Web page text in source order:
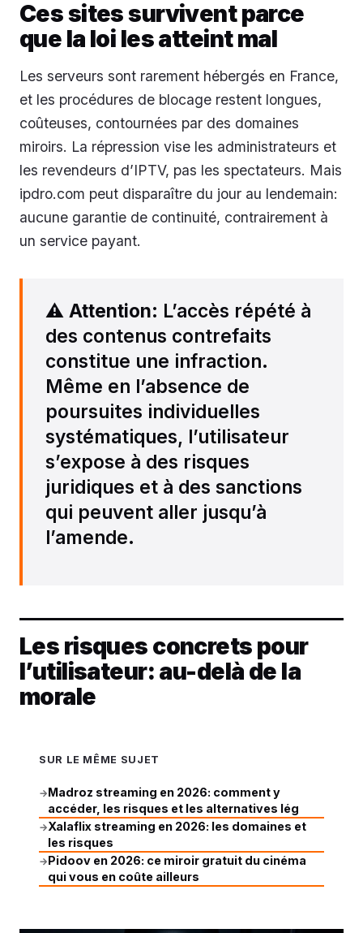
Ces sites survivent parce
que la loi les atteint mal
Les serveurs sont rarement hébergés en France,
et les procédures de blocage restent longues,
coûteuses, contournées par des domaines
miroirs. La répression vise les administrateurs et
les revendeurs d’IPTV, pas les spectateurs. Mais
ipdro.com peut disparaître du jour au lendemain:
aucune garantie de continuité, contrairement à
un service payant.
⚠️ Attention: L’accès répété à
des contenus contrefaits
constitue une infraction.
Même en l’absence de
poursuites individuelles
systématiques, l’utilisateur
s’expose à des risques
juridiques et à des sanctions
qui peuvent aller jusqu’à
l’amende.
Les risques concrets pour
l’utilisateur: au-delà de la
morale
SUR LE MÊME SUJET
→Madroz streaming en 2026: comment y
accéder, les risques et les alternatives lég
→Xalaflix streaming en 2026: les domaines et
les risques
→Pidoov en 2026: ce miroir gratuit du cinéma
qui vous en coûte ailleurs